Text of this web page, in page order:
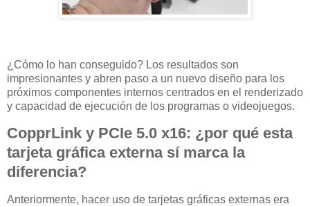
¿Cómo lo han conseguido? Los resultados son
impresionantes y abren paso a un nuevo diseño para los
próximos componentes internos centrados en el renderizado
y capacidad de ejecución de los programas o videojuegos.
CopprLink y PCIe 5.0 x16: ¿por qué esta
tarjeta gráfica externa sí marca la
diferencia?
Anteriormente, hacer uso de tarjetas gráficas externas era